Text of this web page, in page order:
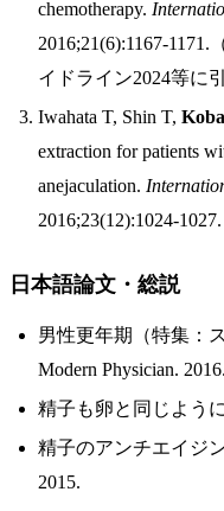
chemotherapy.
2016;21(6):1167-
イドライン2024等に
Iwahata T, Shin T,
extraction for patients
anejaculation.
2016;23(12):1024-
日本語論文・総説
男性更年期（特集：
Modern Physician. 2016.
精子も卵と同じよう
精子のアンチエイジ
2015.